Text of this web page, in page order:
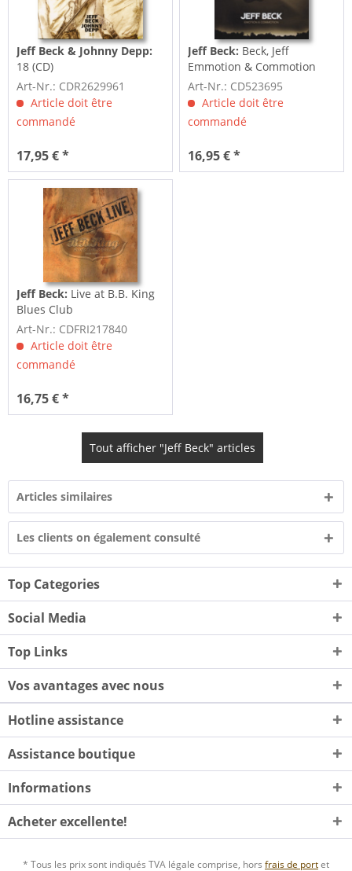
Jeff Beck & Johnny Depp:
18 (CD)
Art-Nr.: CDR2629961
Article doit être
commandé
17,95 € *
Jeff Beck: Beck, Jeff
Emmotion & Commotion
(2010 Album) US
Art-Nr.: CD523695
Article doit être
commandé
16,95 € *
Jeff Beck: Live at B.B. King
Blues Club
Art-Nr.: CDFRI217840
Article doit être
commandé
16,75 € *
Tout afficher "Jeff Beck" articles
Articles similaires
Les clients on également consulté
Top Categories
Social Media
Top Links
Vos avantages avec nous
Hotline assistance
Assistance boutique
Informations
Acheter excellente!
* Tous les prix sont indiqués TVA légale comprise, hors frais de portet